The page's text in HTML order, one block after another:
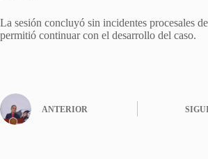
La sesión concluyó sin incidentes procesales
permitió continuar con el desarrollo del caso.
ANTERIOR